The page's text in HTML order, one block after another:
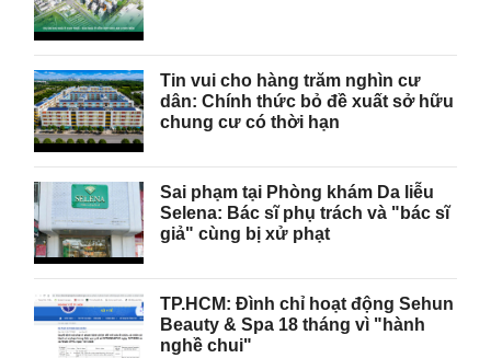
Tin vui cho hàng trăm nghìn cư
dân: Chính thức bỏ đề xuất sở hữu
chung cư có thời hạn
Sai phạm tại Phòng khám Da liễu
Selena: Bác sĩ phụ trách và "bác sĩ
giả" cùng bị xử phạt
TP.HCM: Đình chỉ hoạt động Sehun
Beauty & Spa 18 tháng vì "hành
nghề chui"